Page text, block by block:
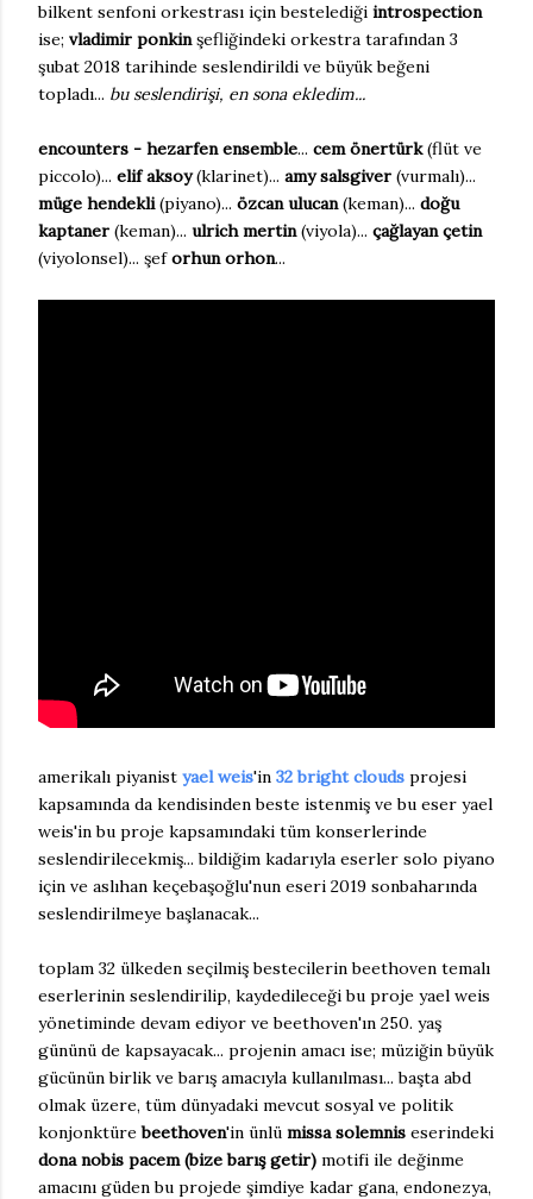
bilkent senfoni orkestrası için bestelediği introspection
ise; vladimir ponkinşefliğindeki orkestra tarafından 3
şubat 2018 tarihinde seslendirildi ve büyük beğeni
topladı... bu seslendirişi, en sona ekledim...
encounters - hezarfen ensemble... cem önertürk(flüt ve
piccolo)... elif aksoy(klarinet)... amy salsgiver (vurmalı)...
müge hendekli(piyano)... özcan ulucan(keman)... doğu
kaptaner (keman)... ulrich mertin(viyola)... çağlayan çetin
(viyolonsel)... şeforhun orhon...
amerikalı piyanist yael weis'in 32 bright clouds projesi
kapsamında da kendisinden beste istenmiş ve bu eser yael
weis'in bu proje kapsamındaki tüm konserlerinde
seslendirilecekmiş... bildiğim kadarıyla eserler solo piyano
için ve aslıhan keçebaşoğlu'nun eseri 2019 sonbaharında
seslendirilmeye başlanacak...
toplam 32 ülkeden seçilmiş bestecilerin beethoven temalı
eserlerinin seslendirilip, kaydedileceği bu proje yael weis
yönetiminde devam ediyor ve beethoven'ın 250. yaş
gününü de kapsayacak... projenin amacı ise; müziğin büyük
gücünün birlik ve barış amacıyla kullanılması... başta abd
olmak üzere, tüm dünyadaki mevcut sosyal ve politik
konjonktürebeethoven'in ünlü missa solemnis eserindeki
dona nobis pacem (bize barış getir) motifi ile değinme
amacını güden bu projede şimdiye kadar gana, endonezya,